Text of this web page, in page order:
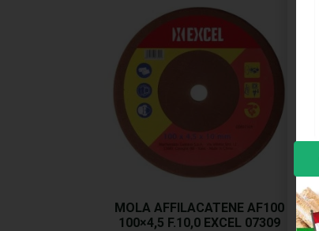
MOLA AFFILACATENE AF100
100×4,5 F.10,0 EXCEL 07309